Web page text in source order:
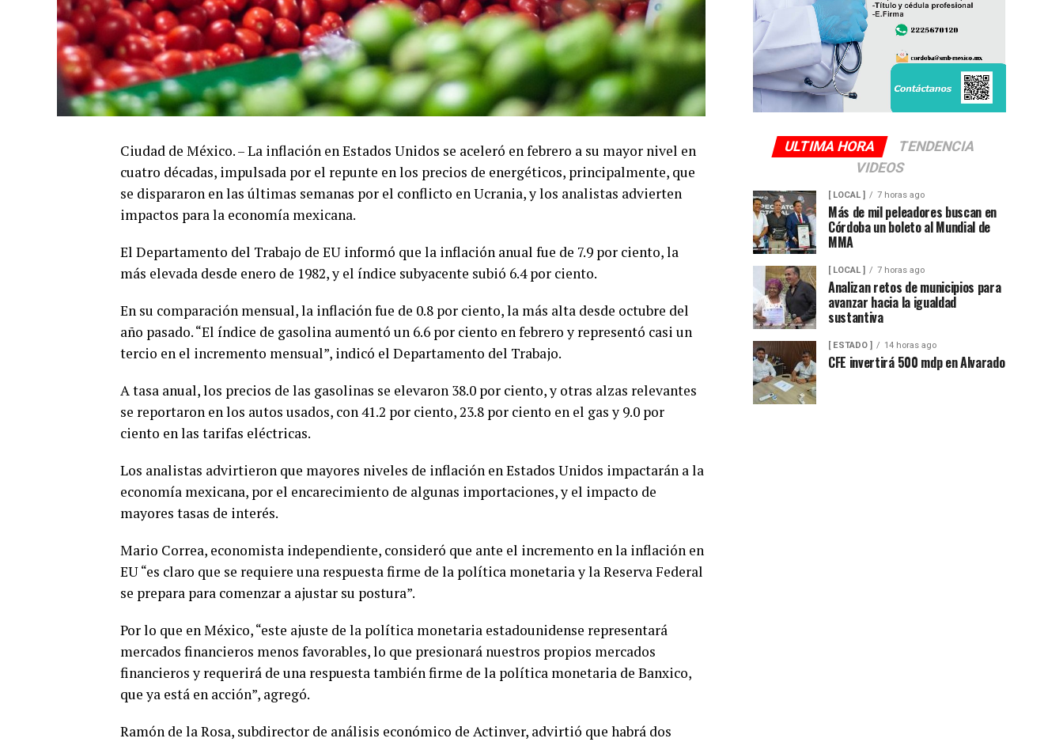
Ciudad de México. – La inflación en Estados Unidos se aceleró en febrero a su mayor nivel en
cuatro décadas, impulsada por el repunte en los precios de energéticos, principalmente, que
se dispararon en las últimas semanas por el conflicto en Ucrania, y los analistas advierten
impactos para la economía mexicana.
El Departamento del Trabajo de EU informó que la inflación anual fue de 7.9 por ciento, la
más elevada desde enero de 1982, y el índice subyacente subió 6.4 por ciento.
En su comparación mensual, la inflación fue de 0.8 por ciento, la más alta desde octubre del
año pasado. “El índice de gasolina aumentó un 6.6 por ciento en febrero y representó casi un
tercio en el incremento mensual”, indicó el Departamento del Trabajo.
A tasa anual, los precios de las gasolinas se elevaron 38.0 por ciento, y otras alzas relevantes
se reportaron en los autos usados, con 41.2 por ciento, 23.8 por ciento en el gas y 9.0 por
ciento en las tarifas eléctricas.
Los analistas advirtieron que mayores niveles de inflación en Estados Unidos impactarán a la
economía mexicana, por el encarecimiento de algunas importaciones, y el impacto de
mayores tasas de interés.
Mario Correa, economista independiente, consideró que ante el incremento en la inflación en
EU “es claro que se requiere una respuesta firme de la política monetaria y la Reserva Federal
se prepara para comenzar a ajustar su postura”.
Por lo que en México, “este ajuste de la política monetaria estadounidense representará
mercados financieros menos favorables, lo que presionará nuestros propios mercados
financieros y requerirá de una respuesta también firme de la política monetaria de Banxico,
que ya está en acción”, agregó.
Ramón de la Rosa, subdirector de análisis económico de Actinver, advirtió que habrá dos
ULTIMA HORA
TENDENCIA
VIDEOS
[ LOCAL ] 7 horas ago
Más de mil peleadores buscan en
Córdoba un boleto al Mundial de
MMA
[ LOCAL ] 7 horas ago
Analizan retos de municipios para
avanzar hacia la igualdad
sustantiva
[ ESTADO ] 14 horas ago
CFE invertirá 500 mdp en Alvarado